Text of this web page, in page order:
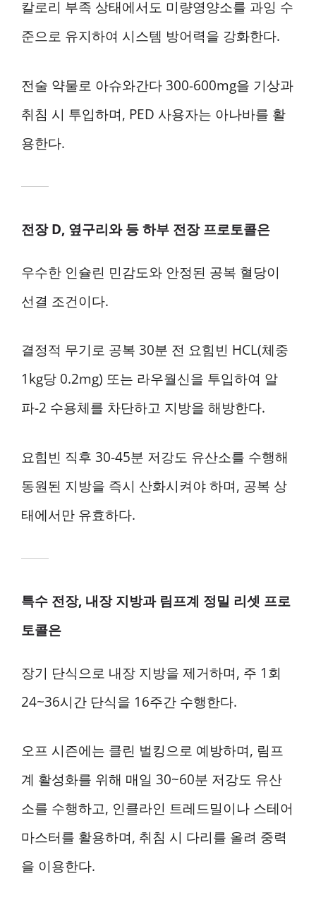
칼로리 부족 상태에서도 미량영양소를 과잉 수
준으로 유지하여 시스템 방어력을 강화한다.
전술 약물로 아슈와간다 300-600mg을 기상과
취침 시 투입하며, PED 사용자는 아나바를 활
용한다.
전장 D, 옆구리와 등 하부 전장 프로토콜은
우수한 인슐린 민감도와 안정된 공복 혈당이
선결 조건이다.
결정적 무기로 공복 30분 전 요힘빈 HCL(체중
1kg당 0.2mg) 또는 라우월신을 투입하여 알
파-2 수용체를 차단하고 지방을 해방한다.
요힘빈 직후 30-45분 저강도 유산소를 수행해
동원된 지방을 즉시 산화시켜야 하며, 공복 상
태에서만 유효하다.
특수 전장, 내장 지방과 림프계 정밀 리셋 프로
토콜은
장기 단식으로 내장 지방을 제거하며, 주 1회
24~36시간 단식을 16주간 수행한다.
오프 시즌에는 클린 벌킹으로 예방하며, 림프
계 활성화를 위해 매일 30~60분 저강도 유산
소를 수행하고, 인클라인 트레드밀이나 스테어
마스터를 활용하며, 취침 시 다리를 올려 중력
을 이용한다.